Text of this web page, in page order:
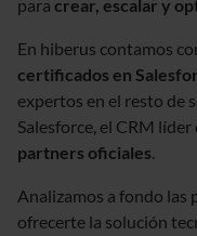
para crear, escalar y
En hiberus contamos
certificados en
expertos en el resto de
Salesforce, el CRM
partners oficiales.
Analizamos a fondo las
ofrecerte la solución